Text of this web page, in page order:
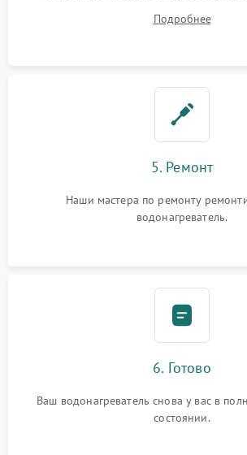
Подробнее
5. Ремонт
Наши мастера по ремонту
водонагреватель.
6. Готово
Ваш водонагреватель снова у вас в
состоянии.